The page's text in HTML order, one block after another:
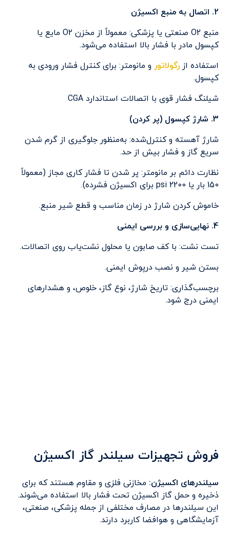
2. اتصال به منبع اکسیژن
منبع O2 صنعتی یا پزشکی: معمولاً از مخزن O2 مایع یا
کپسول مادر با فشار بالا استفاده می‌شود.
استفاده ازرگولاتور و مانومتر: برای کنترل فشار ورودی به
کپسول.
شیلنگ فشار قوی با اتصالات استاندارد CGA
3. شارژ کپسول (پر کردن)
شارژ آهسته و کنترل‌شده: به‌منظور جلوگیری از گرم شدن
سریع گاز و فشار بیش از حد.
نظارت دائم بر مانومتر: پر شدن تا فشار کاری مجاز (معمولاً
150 بار یا 2200 psi برای اکسیژن فشرده).
خاموش کردن شارژ در زمان مناسب و قطع شیر منبع.
4. نهایی‌سازی و بررسی ایمنی
تست نشت: با کف صابون یا محلول نشت‌یاب روی اتصالات.
بستن شیر و نصب درپوش ایمنی.
برچسب‌گذاری: تاریخ شارژ، نوع گاز، خلوص، و هشدارهای
ایمنی درج شود.
فروش تجهیزات سیلندر گاز اکسیژن
سیلندرهای اکسیژن: مخازنی فلزی و مقاوم هستند که برای
ذخیره و حمل گاز اکسیژن تحت فشار بالا استفاده می‌شوند.
این سیلندرها در مصارف مختلفی از جمله پزشکی، صنعتی،
آزمایشگاهی و هوافضا کاربرد دارند.